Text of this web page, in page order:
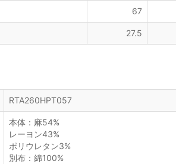
67
27.5
RTA260HPT057
本体：麻54%
レーヨン43%
ポリウレタン3%
別布：綿100%